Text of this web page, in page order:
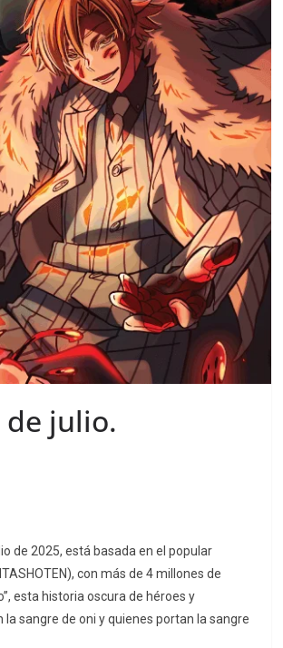
de julio.
de 2025, está basada en el popular
con más de 4 millones de
esta historia oscura de héroes y
sangre de oni y quienes portan la sangre